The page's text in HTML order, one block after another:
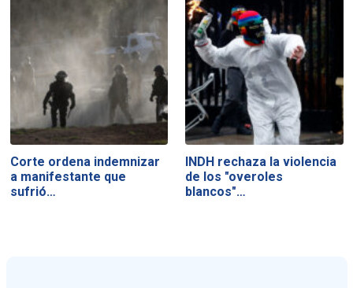
Corte ordena indemnizar
a manifestante que
sufrió…
INDH rechaza la violencia
de los "overoles
blancos"…